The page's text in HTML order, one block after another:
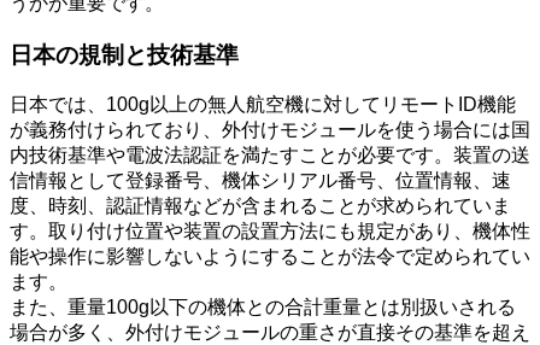
日本の規制と技術基準
日本では、100g以上の無人航空機に対してリモートID機能
が義務付けられており、外付けモジュールを使う場合には国
内技術基準や電波法認証を満たすことが必要です。装置の送
信情報として登録番号、機体シリアル番号、位置情報、速
度、時刻、認証情報などが含まれることが求められていま
す。取り付け位置や装置の設置方法にも規定があり、機体性
能や操作に影響しないようにすることが法令で定められてい
ます。
また、重量100g以下の機体との合計重量とは別扱いされる
場合が多く、外付けモジュールの重さが直接その基準を超え